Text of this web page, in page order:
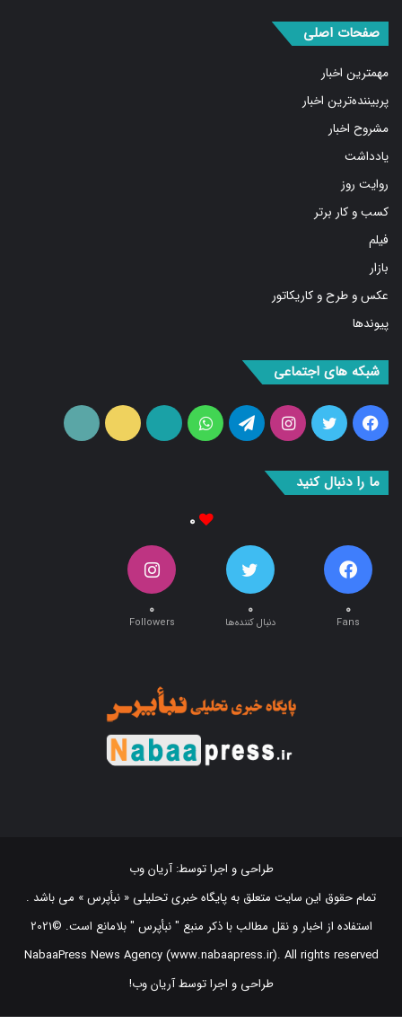
مهمترین اخبار
پربیننده‌ترین اخبار
مشروح اخبار
یادداشت
روایت روز
کسب و کار برتر
فیلم
بازار
عکس و طرح و کاریکاتور
پیوندها
فیس
بوک
توییتراینستاگرامتلگرامواتس
آپ
آپارات ایتا
تمام حقوق این سایت متعلق به پایگاه خبری تحلیلی « نبأپرس » می باشد .
استفاده از اخبار و نقل مطالب با ذکر منبع "‌ نبأپرس " بلامانع است. ©2021
NabaaPress News Agency (www.nabaapress.ir). All rights reserved
طراحی و اجرا توسط آریان وب!